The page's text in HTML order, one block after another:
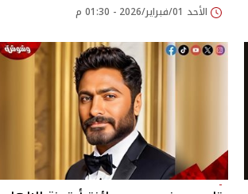
الأحد 01/فبراير/2026 - 01:30 م